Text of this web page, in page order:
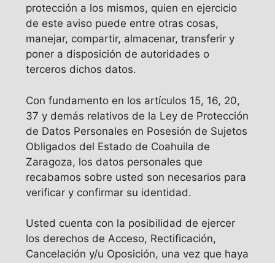
protección a los mismos, quien en ejercicio
de este aviso puede entre otras cosas,
manejar, compartir, almacenar, transferir y
poner a disposición de autoridades o
terceros dichos datos.
Con fundamento en los artículos 15, 16, 20,
37 y demás relativos de la Ley de Protección
de Datos Personales en Posesión de Sujetos
Obligados del Estado de Coahuila de
Zaragoza, los datos personales que
recabamos sobre usted son necesarios para
verificar y confirmar su identidad.
Usted cuenta con la posibilidad de ejercer
los derechos de Acceso, Rectificación,
Cancelación y/u Oposición, una vez que haya